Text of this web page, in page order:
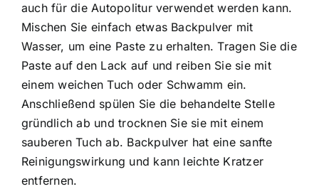
auch für die Autopolitur verwendet werden kann.
Mischen Sie einfach etwas Backpulver mit
Wasser, um eine Paste zu erhalten. Tragen Sie die
Paste auf den Lack auf und reiben Sie sie mit
einem weichen Tuch oder Schwamm ein.
Anschließend spülen Sie die behandelte Stelle
gründlich ab und trocknen Sie sie mit einem
sauberen Tuch ab. Backpulver hat eine sanfte
Reinigungswirkung und kann leichte Kratzer
entfernen.